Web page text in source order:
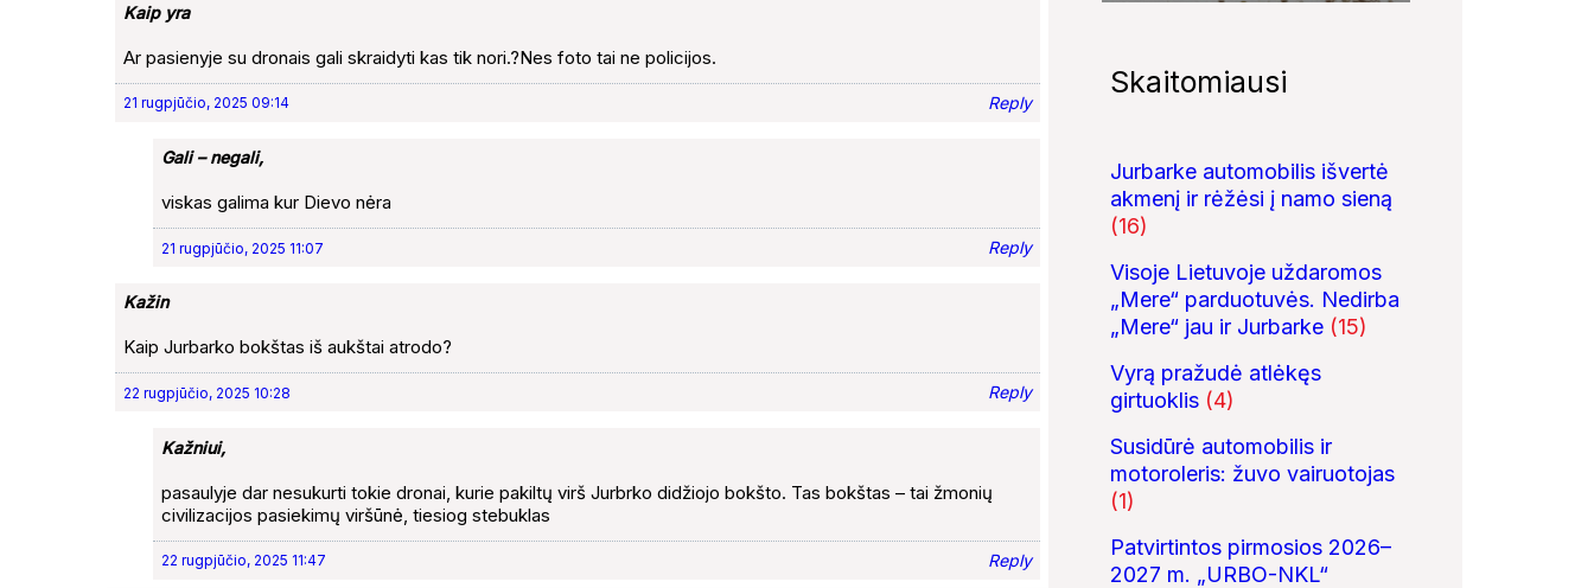
Kaip yra
Ar pasienyje su dronais gali skraidyti kas tik nori.?Nes foto tai ne policijos.
21 rugpjūčio, 2025 09:14 Reply
Gali – negali,
viskas galima kur Dievo nėra
21 rugpjūčio, 2025 11:07 Reply
Kažin
Kaip Jurbarko bokštas iš aukštai atrodo?
22 rugpjūčio, 2025 10:28 Reply
Kažniui,
pasaulyje dar nesukurti tokie dronai, kurie pakiltų virš Jurbrko didžiojo bokšto. Tas bokštas – tai žmonių
civilizacijos pasiekimų viršūnė, tiesiog stebuklas
22 rugpjūčio, 2025 11:47 Reply
Skaitomiausi
Jurbarke automobilis išvertė
akmenį ir rėžėsi į namo sieną
(16)
Visoje Lietuvoje uždaromos
„Mere“ parduotuvės. Nedirba
„Mere“ jau ir Jurbarke (15)
Vyrą pražudė atlėkęs
girtuoklis (4)
Susidūrė automobilis ir
motoroleris: žuvo vairuotojas
(1)
Patvirtintos pirmosios 2026–
2027 m. „URBO-NKL“